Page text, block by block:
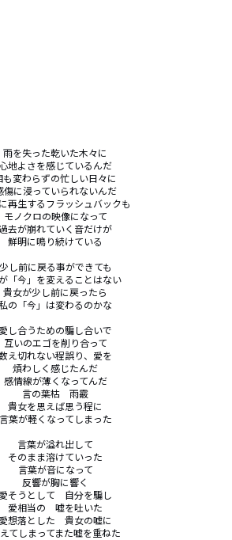
雨を失った乾いた木々に
地よさを感じているんだ
も変わらずの忙しい日々に
傷に浸っていられないんだ
再生するフラッシュバックも
モノクロの映像になって
去が崩れていく音だけが
鮮明に鳴り続けている
少し前に戻る事ができても
「今」を変えることはない
貴女が少し前に戻ったら
の「今」は変わるのかな
愛し合うための騙し合いで
互いのエゴを削り合って
え切れない程誤り、愛を
煩わしく感じたんだ
感情線が薄くなってんだ
言の葉枯　雨霰
貴女を思えば思う程に
言葉が軽くなってしまった
言葉が溢れ出して
そのまま溶けていった
言葉が音になって
反響が胸に響く
愛そうとして　自分を騙し
愛相当の　嘘を吐いた
愛想落とした　貴女の嘘に
てしまってまた嘘を重ねた